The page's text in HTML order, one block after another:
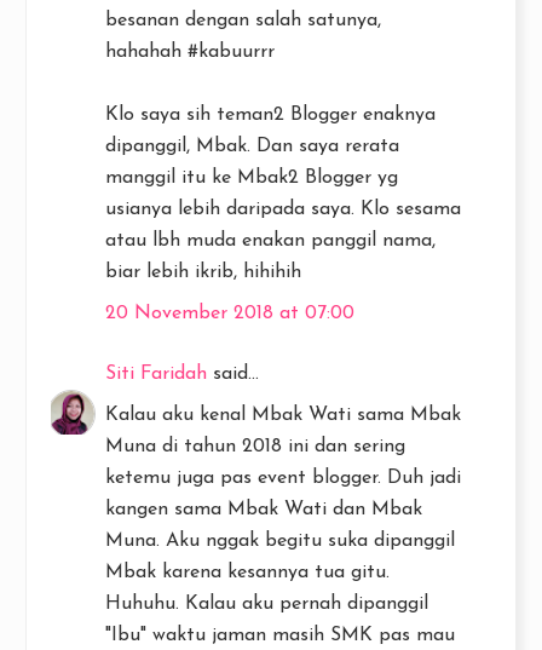
besanan dengan salah satunya,
hahahah #kabuurrr
Klo saya sih teman2 Blogger enaknya
dipanggil, Mbak. Dan saya rerata
manggil itu ke Mbak2 Blogger yg
usianya lebih daripada saya. Klo sesama
atau lbh muda enakan panggil nama,
biar lebih ikrib, hihihih
20 November 2018 at 07:00
Siti Faridah said...
Kalau aku kenal Mbak Wati sama Mbak
Muna di tahun 2018 ini dan sering
ketemu juga pas event blogger. Duh jadi
kangen sama Mbak Wati dan Mbak
Muna. Aku nggak begitu suka dipanggil
Mbak karena kesannya tua gitu.
Huhuhu. Kalau aku pernah dipanggil
"Ibu" waktu jaman masih SMK pas mau